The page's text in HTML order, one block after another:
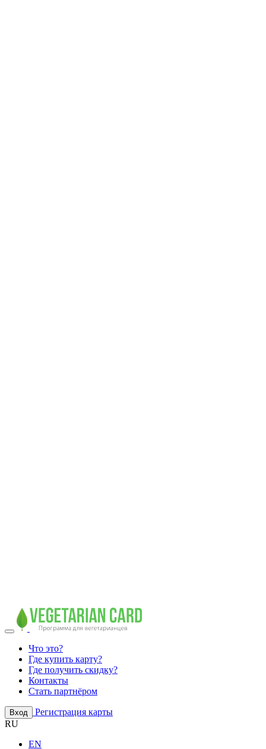
Что это?
Где купить карту?
Где получить скидку?
Контакты
Стать партнёром
Вход
Регистрация карты
RU
EN